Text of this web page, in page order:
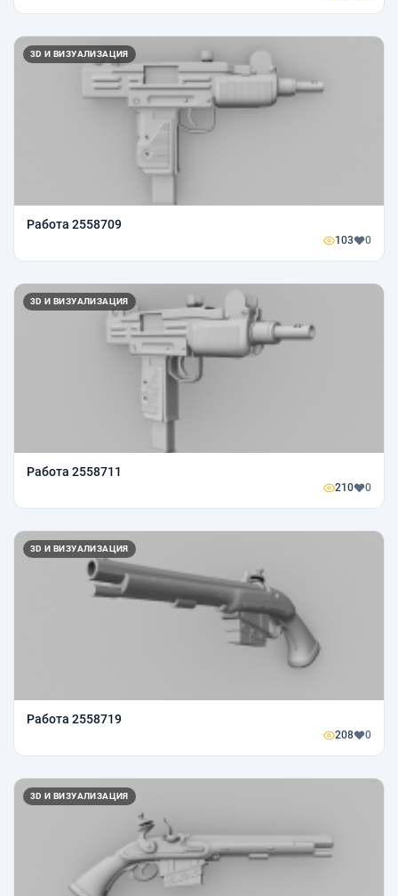
3D И ВИЗУАЛИЗАЦИЯ
Работа 2558709
103 0
3D И ВИЗУАЛИЗАЦИЯ
Работа 2558711
210 0
3D И ВИЗУАЛИЗАЦИЯ
Работа 2558719
208 0
3D И ВИЗУАЛИЗАЦИЯ